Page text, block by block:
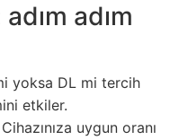
adım
yoksa DL mi tercih
etkiler.
Cihazınıza uygun oranı